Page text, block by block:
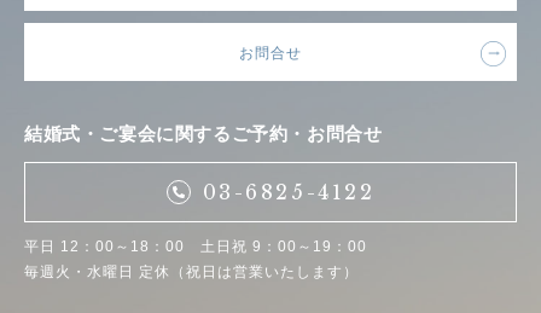
お問合せ
結婚式・ご宴会に関するご予約・お問合せ
03-6825-4122
平日 12：00～18：00 土日祝 9：00～19：00
毎週火・水曜日 定休（祝日は営業いたします）